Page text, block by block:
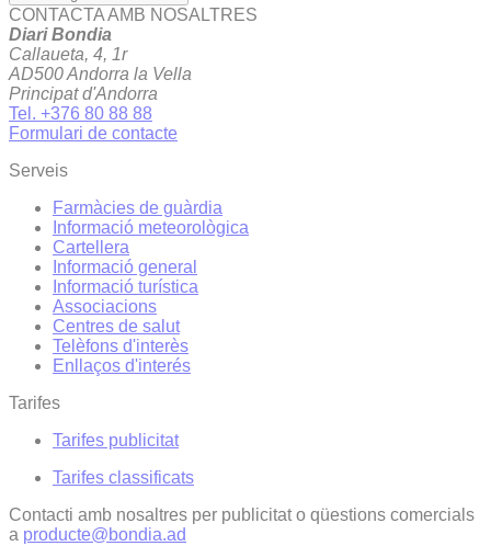
CONTACTA AMB NOSALTRES
Diari Bondia
Callaueta, 4, 1r
AD500 Andorra la Vella
Principat d'Andorra
Tel. +376 80 88 88
Formulari de contacte
Serveis
Farmàcies de guàrdia
Informació meteorològica
Cartellera
Informació general
Informació turística
Associacions
Centres de salut
Telèfons d'interès
Enllaços d'interés
Tarifes
Tarifes publicitat
Tarifes classificats
Contacti amb nosaltres per publicitat o qüestions comercials
a producte@bondia.ad